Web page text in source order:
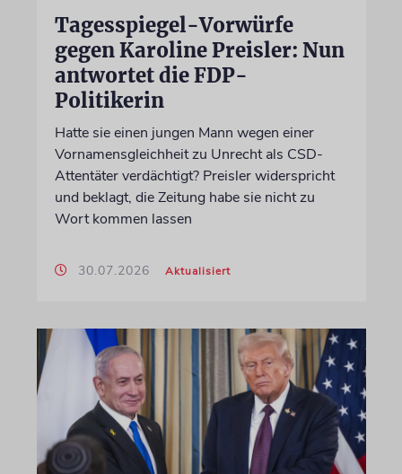
Tagesspiegel-Vorwürfe
gegen Karoline Preisler: Nun
antwortet die FDP-
Politikerin
Hatte sie einen jungen Mann wegen einer
Vornamensgleichheit zu Unrecht als CSD-
Attentäter verdächtigt? Preisler widerspricht
und beklagt, die Zeitung habe sie nicht zu
Wort kommen lassen
30.07.2026 Aktualisiert